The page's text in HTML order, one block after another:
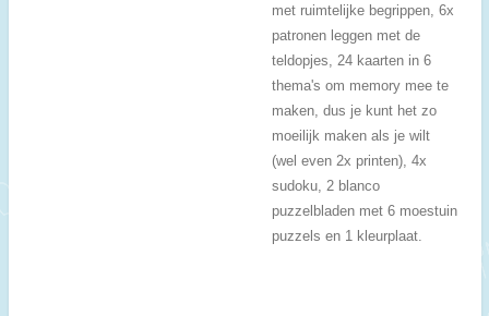
met ruimtelijke begrippen, 6x
patronen leggen met de
teldopjes, 24 kaarten in 6
thema's om memory mee te
maken, dus je kunt het zo
moeilijk maken als je wilt
(wel even 2x printen), 4x
sudoku, 2 blanco
puzzelbladen met 6 moestuin
puzzels en 1 kleurplaat.